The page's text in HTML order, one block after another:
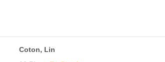
Coton, Lin